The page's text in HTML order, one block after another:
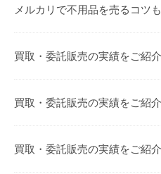
メルカリで不用品を売るコツ
買取・委託販売の実績をご紹介
買取・委託販売の実績をご紹介
買取・委託販売の実績をご紹介